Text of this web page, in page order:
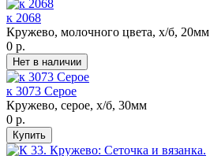
к 2068
Кружево, молочного цвета, х/б, 20мм
0 р.
к 3073 Серое
Кружево, серое, х/б, 30мм
0 р.